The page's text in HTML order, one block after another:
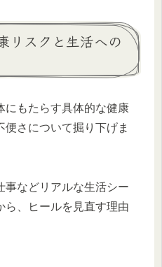
リスクと生活への
にもたらす具体的な健康
便さについて掘り下げま
事などリアルな生活シー
ら、ヒールを見直す理由